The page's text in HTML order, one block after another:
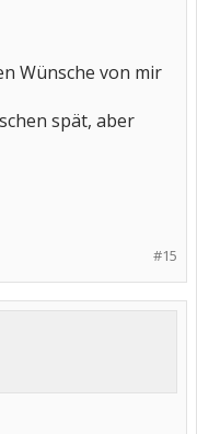
Wünsche von mir
spät, aber
#15